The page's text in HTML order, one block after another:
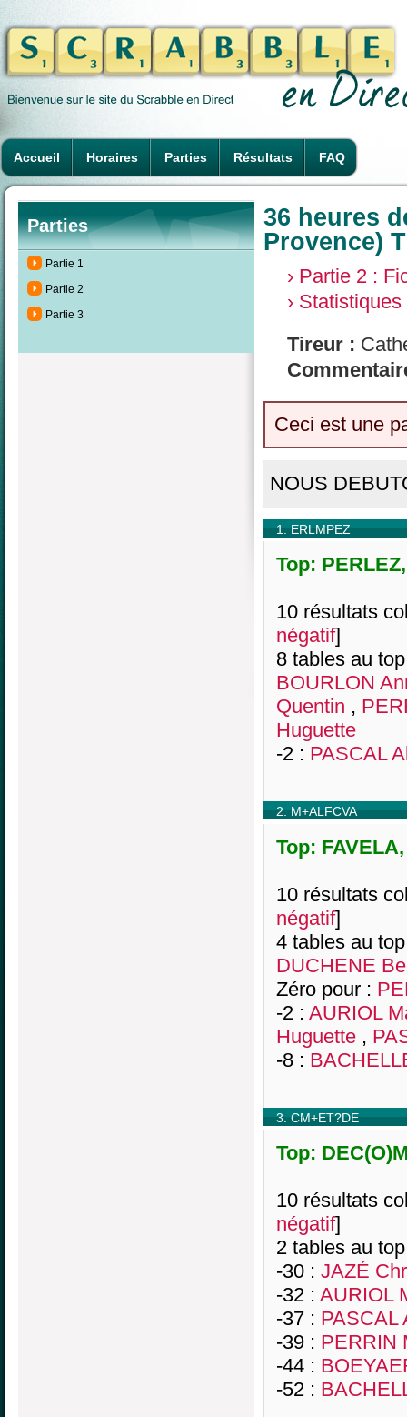
Accueil Horaires Parties Résultats FAQ
Parties
Partie 1
Partie 2
Partie 3
36 heures
Provence)
› Partie 2 :
› Statistiques
Tireur :
Ceci est une
NOUS
1. ERLMPEZ
Top:
10 résultats
négatif]
8 tables au
BOURLON
Quentin ,
Huguette
-2 : PASCAL
2. M+ALFCVA
Top:
10 résultats
négatif]
4 tables au
DUCHENE
Zéro pour :
-2 : AURIOL
Huguette ,
-8 :
3. CM+ET?DE
Top:
10 résultats
négatif]
2 tables au
-30 : JAZÉ
-32 : AURIOL
-37 : PASCAL
-39 : PERRIN
-44 :
-52 :